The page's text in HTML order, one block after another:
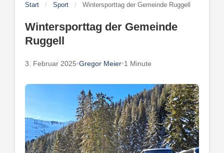
Start / Sport / Wintersporttag der Gemeinde Ruggell
Wintersporttag der Gemeinde
Ruggell
3. Februar 2025•Gregor Meier•1 Minute